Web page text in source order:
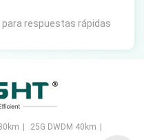
respuestas rápidas
25G DWDM 40km